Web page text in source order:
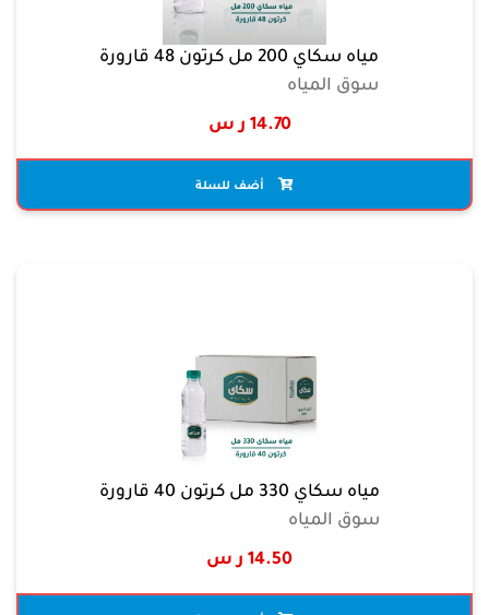
مياه سكاي 200 مل كرتون 48 قارورة
سوق المياه
14.70 ر س
أضف للسلة
مياه سكاي 330 مل كرتون 40 قارورة
سوق المياه
14.50 ر س